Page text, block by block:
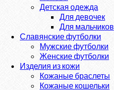
Детская одежда
Для девочек
Для мальчиков
Славянские футболки
Мужские футболки
Женские футболки
Изделия из кожи
Кожаные браслеты
Кожаные кошельки